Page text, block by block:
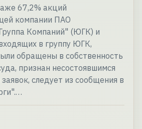
67,2% акций
компании ПАО
Компаний" (ЮГК) и
в группу ЮГК,
обращены в собственность
признан несостоявшимся
заявок, следует из сообщения в